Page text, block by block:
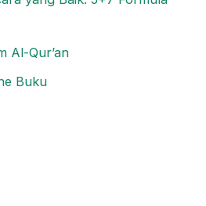
Al-Qur’an
Buku